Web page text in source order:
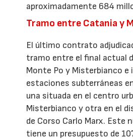
aproximadamente 684
Tramo entre Catania y
El último contrato
tramo entre el final actual
Monte Po y Misterbianco e
estaciones subterráneas
una situada en el centro
Misterbianco y otra en el
de Corso Carlo Marx. Este
tiene un presupuesto de